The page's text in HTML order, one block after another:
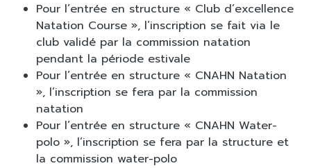
Pour l’entrée en structure « Club d’excellence
Natation Course », l’inscription se fait via le
club validé par la commission natation
pendant la période estivale
Pour l’entrée en structure « CNAHN Natation
», l’inscription se fera par la commission
natation
Pour l’entrée en structure « CNAHN Water-
polo », l’inscription se fera par la structure et
la commission water-polo